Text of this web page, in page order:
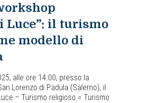
Luce”: il turismo
modello di
alle ore 14.00, presso la
Lorenzo di Padula (Salerno), il
– Turismo religioso = Turismo